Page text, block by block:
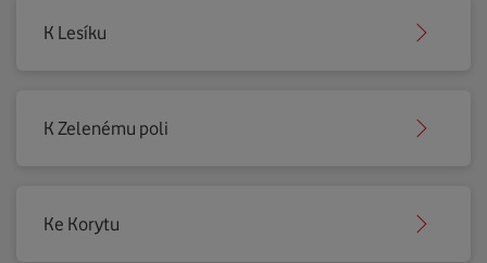
K Lesíku
K Zelenému poli
Ke Korytu